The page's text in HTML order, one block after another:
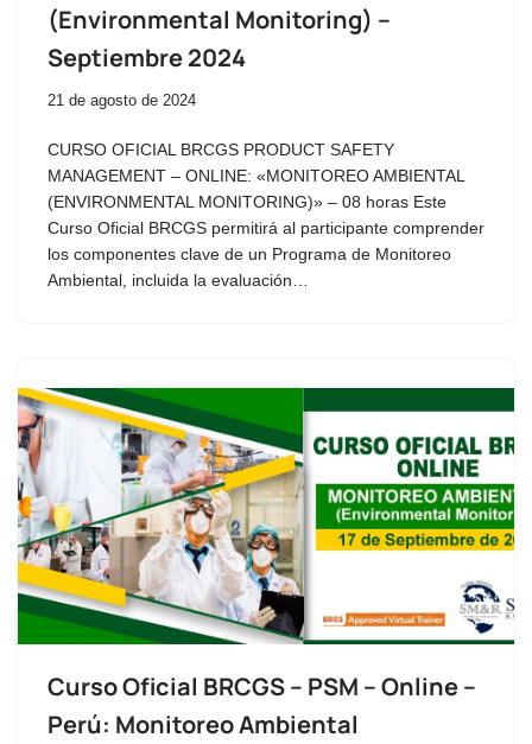
(Environmental Monitoring) –
Septiembre 2024
21 de agosto de 2024
CURSO OFICIAL BRCGS PRODUCT SAFETY
MANAGEMENT – ONLINE: «MONITOREO AMBIENTAL
(ENVIRONMENTAL MONITORING)» – 08 horas Este
Curso Oficial BRCGS permitirá al participante comprender
los componentes clave de un Programa de Monitoreo
Ambiental, incluida la evaluación…
Curso Oficial BRCGS – PSM – Online –
Perú: Monitoreo Ambiental